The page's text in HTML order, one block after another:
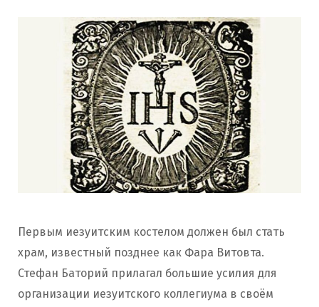
Первым иезуитским костелом должен был стать
храм, известный позднее как Фара Витовта.
Стефан Баторий прилагал большие усилия для
организации иезуитского коллегиума в своём